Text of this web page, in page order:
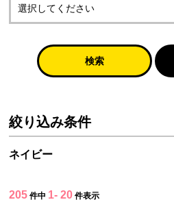
検索
絞り込み条件
ネイビー
205 件中 1- 20 件表示